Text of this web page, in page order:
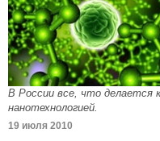
В России все, что делается
нанотехнологией.
19 июля 2010